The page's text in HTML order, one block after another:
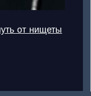
от нищеты